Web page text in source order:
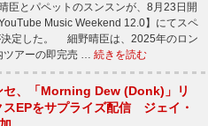
臣とパペットのスンスンが、8月23日開
Music Weekend 12.0】にてスペ
決定した。 細野晴臣は、2025年のロン
ツアーの即完売 … 続きを読む
セ、「Morning Dew (Donk)」リ
スEPをサプライズ配信 ジェイ・